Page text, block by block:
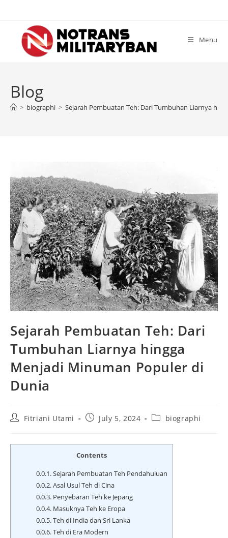
content
Menu
Blog
> biographi > Sejarah Pembuatan Teh: Dari Tumbuhan Liarnya
Sejarah Pembuatan Teh: Dari
Tumbuhan Liarnya hingga
Menjadi Minuman Populer di
Dunia
PostFitriani Utami
PostJuly 5, 2024
Postbiographi
Contents
0.0.1.Sejarah Pembuatan Teh Pendahuluan
0.0.2.Asal Usul Teh di Cina
0.0.3.Penyebaran Teh ke Jepang
0.0.4.Masuknya Teh ke Eropa
0.0.5.Teh di India dan Sri Lanka
0.0.6.Teh di Era Modern